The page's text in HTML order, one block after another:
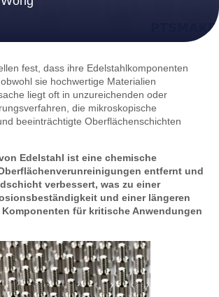
fest, dass ihre Edelstahlkomponenten
sie hochwertige Materialien
liegt oft in unzureichenden oder
die mikroskopische
beeinträchtigte Oberflächenschichten
Edelstahl ist eine chemische
entfernt und
verbessert, was zu einer
und einer längeren
für kritische Anwendungen